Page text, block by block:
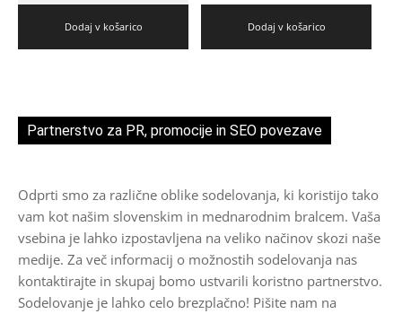
Dodaj v košarico Dodaj v košarico
Partnerstvo za PR, promocije in SEO povezave
Odprti smo za različne oblike sodelovanja, ki koristijo tako
vam kot našim slovenskim in mednarodnim bralcem. Vaša
vsebina je lahko izpostavljena na veliko načinov skozi naše
medije. Za več informacij o možnostih sodelovanja nas
kontaktirajte in skupaj bomo ustvarili koristno partnerstvo.
Sodelovanje je lahko celo brezplačno! Pišite nam na